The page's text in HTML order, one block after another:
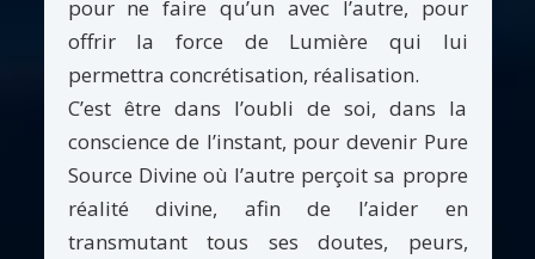
pour ne faire qu’un avec l’autre, pour
offrir la force de Lumière qui lui
permettra concrétisation, réalisation.
C’est être dans l’oubli de soi, dans la
conscience de l’instant, pour devenir Pure
Source Divine où l’autre perçoit sa propre
réalité divine, afin de l’aider en
transmutant tous ses doutes, peurs,